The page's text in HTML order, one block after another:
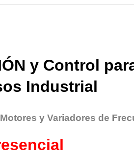
y Control
Industrial
y Variadores de